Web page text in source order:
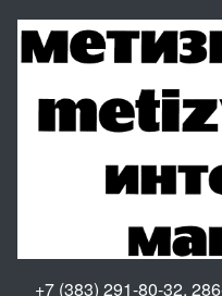
+7 (383) 291-80-32,